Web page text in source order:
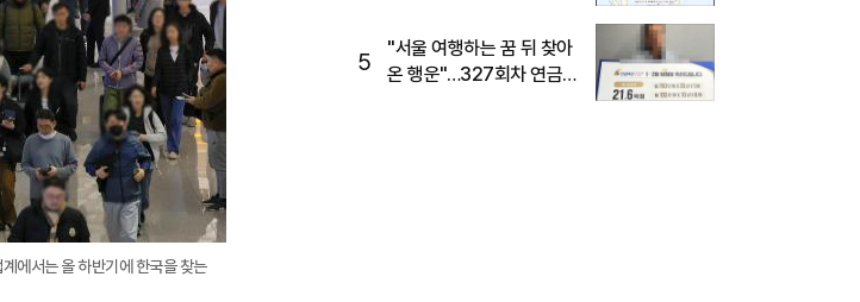
에서는 올 하반기에 한국을 찾는
5
"서울 여행하는 꿈 뒤 찾아
온 행운"…327회차 연금